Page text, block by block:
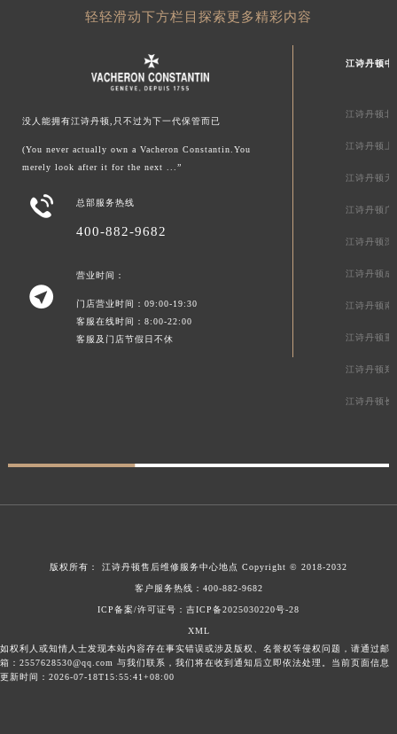
轻轻滑动下方栏目探索更多精彩内容
没人能拥有江诗丹顿,只不过为下一代保管而已
(You never actually own a Vacheron Constantin.You
merely look after it for the next ...”
 总部服务热线
400-882-9682

营业时间：
门店营业时间：09:00-19:30
客服在线时间：8:00-22:00
客服及门店节假日不休
江诗丹顿中
江诗丹顿北
江诗丹顿上
江诗丹顿天
江诗丹顿广
江诗丹顿深
江诗丹顿成
江诗丹顿南
江诗丹顿重
江诗丹顿郑
江诗丹顿长
版权所有： 江诗丹顿售后维修服务中心地点 Copyright © 2018-2032
客户服务热线： 400-882-9682
ICP备案/许可证号：吉ICP备2025030220号-28
XML
如权利人或知情人士发现本站内容存在事实错误或涉及版权、名誉权等侵权问题，请通过邮
箱：2557628530@qq.com 与我们联系，我们将在收到通知后立即依法处理。当前页面信息
更新时间：2026-07-18T15:55:41+08:00